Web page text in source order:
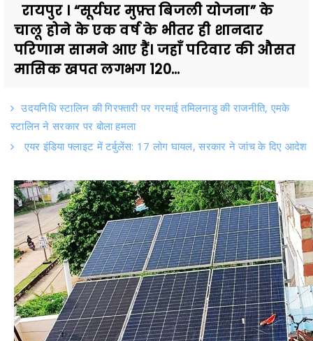
रायपुर । “सूर्यघर मुफ़्त बिजली योजना” के
चालू होने के एक वर्ष के भीतर ही शानदार
परिणाम सामने आए हैं। जहाँ परिवार की औसत
मासिक खपत लगभग 120...
उदयनिधि स्टालिन की गिरफ्तारी पर गरमाई तमिलनाडु की राजनीति, एमके
स्टालिन ने सरकार पर बोला हमला
एयर इंडिया फ्लाइट में टर्बुलेंस: 17 लोग घायल, सरकार ने जांच के दिए आदेश